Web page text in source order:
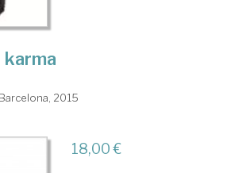
karma
2015
18,00 €